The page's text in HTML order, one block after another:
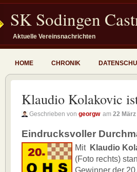
SK Sodingen
Aktuelle Vereinsnachrichten
HOME CHRONIK
Klaudio Kolakovic
Geschrieben von georgw am 22 März
Eindrucksvoller
Mit Klaudio
(Foto rechts)
Gewinner der